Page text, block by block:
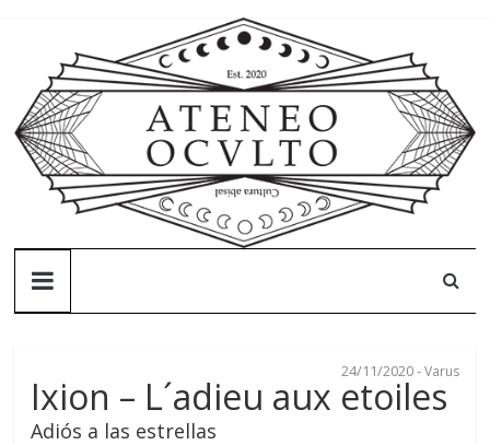
content
Ateneo
Oculto
Ateneo
Oculto
24/11/2020-Varus
Ixion – L´adieu aux etoiles
Adiós a las estrellas